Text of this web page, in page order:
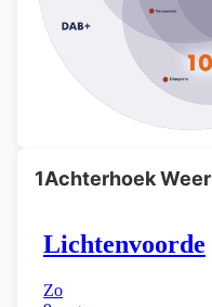
1Achterhoek Weer